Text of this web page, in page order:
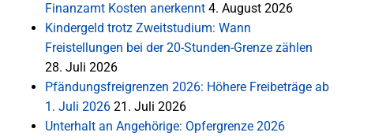
Finanzamt Kosten anerkennt 4. August 2026
Kindergeld trotz Zweitstudium: Wann
Freistellungen bei der 20-Stunden-Grenze zählen
28. Juli 2026
Pfändungsfreigrenzen 2026: Höhere Freibeträge ab
1. Juli 2026 21. Juli 2026
Unterhalt an Angehörige: Opfergrenze 2026